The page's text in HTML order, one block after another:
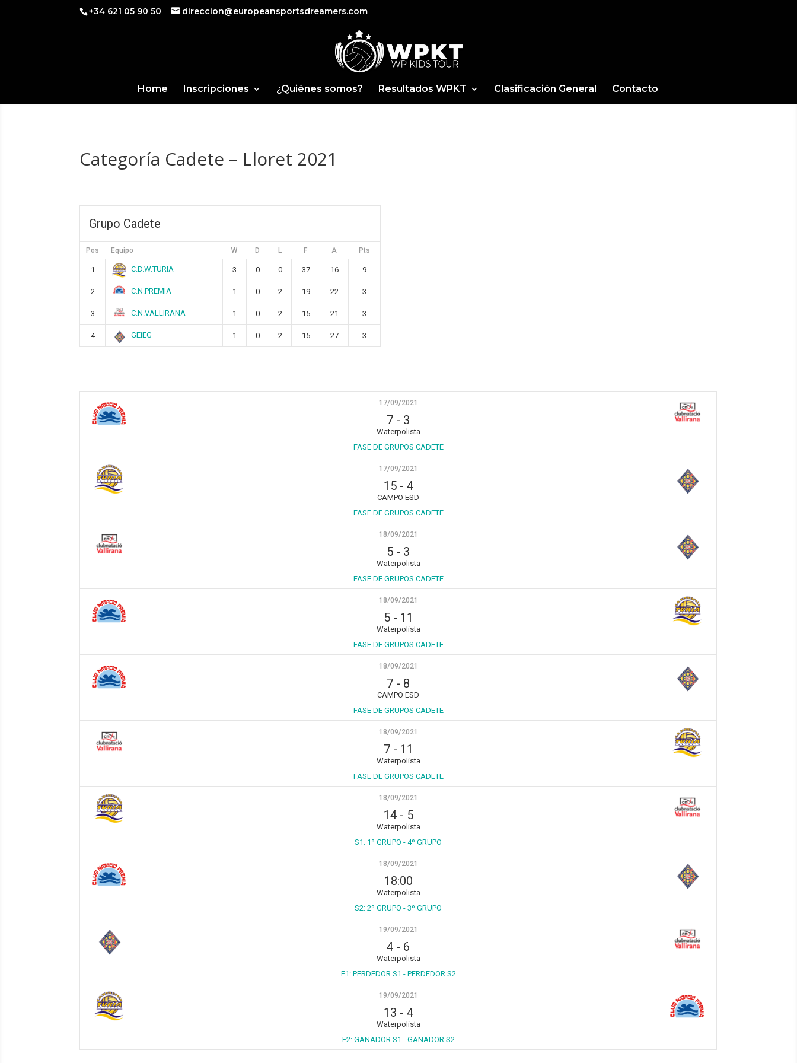
+34 621 05 90 50 direccion@europeansportsdreamers.com
Home Inscripciones ¿Quiénes somos? Resultados WPKT Clasificación General Contacto
Categoría Cadete – Lloret 2021
Grupo Cadete
Pos Equipo W D L F A Pts
1 C.D.W.TURIA 3 0 0 37 16 9
2 C.N.PREMIA 1 0 2 19 22 3
3 C.N.VALLIRANA 1 0 2 15 21 3
4 GEiEG 1 0 2 15 27 3
17/09/2021
7 - 3
Waterpolista
FASE DE GRUPOS CADETE
17/09/2021
15- 4
CAMPO ESD
FASE DE GRUPOS CADETE
18/09/2021
5 - 3
Waterpolista
FASE DE GRUPOS CADETE
18/09/2021
5- 11
Waterpolista
FASE DE GRUPOS CADETE
18/09/2021
7 - 8
CAMPO ESD
FASE DE GRUPOS CADETE
18/09/2021
7- 11
Waterpolista
FASE DE GRUPOS CADETE
18/09/2021
14- 5
Waterpolista
S1: 1º GRUPO - 4º GRUPO
18/09/2021
18:00
Waterpolista
S2: 2º GRUPO - 3º GRUPO
19/09/2021
4 - 6
Waterpolista
F1: PERDEDOR S1 - PERDEDOR S2
19/09/2021
13 - 4
Waterpolista
F2: GANADOR S1 - GANADOR S2